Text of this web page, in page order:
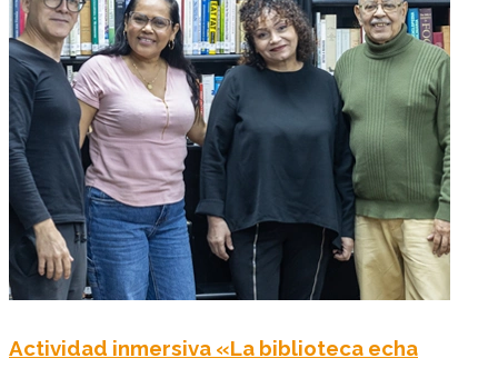
Actividad inmersiva «La biblioteca echa